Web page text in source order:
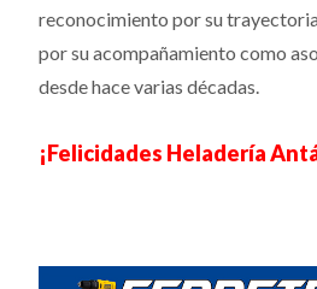
reconocimiento por su
por su acompañamiento como
desde hace varias décadas.
¡Felicidades Heladería